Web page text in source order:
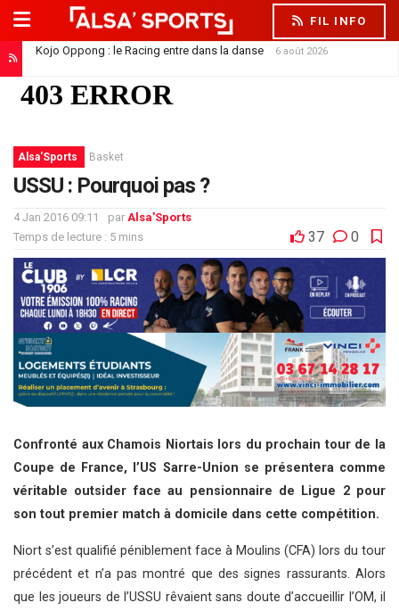
FIL INFO
Kojo Oppong : le Racing entre dans la danse 6 août 2026
Alsa'Sports Basket
USSU : Pourquoi pas ?
4 Jan 2016 09:11 par Alsa'Sports
Temps de lecture : 5 mins
37 0
Confronté aux Chamois Niortais lors du prochain tour de la
Coupe de France, l’US Sarre-Union se présentera comme
véritable outsider face au pensionnaire de Ligue 2 pour
son tout premier match à domicile dans cette compétition.
Niort s’est qualifié péniblement face à Moulins (CFA) lors du tour
précédent et n’a pas montré que des signes rassurants. Alors
que les joueurs de l’USSU rêvaient sans doute d’accueillir l’OM, il